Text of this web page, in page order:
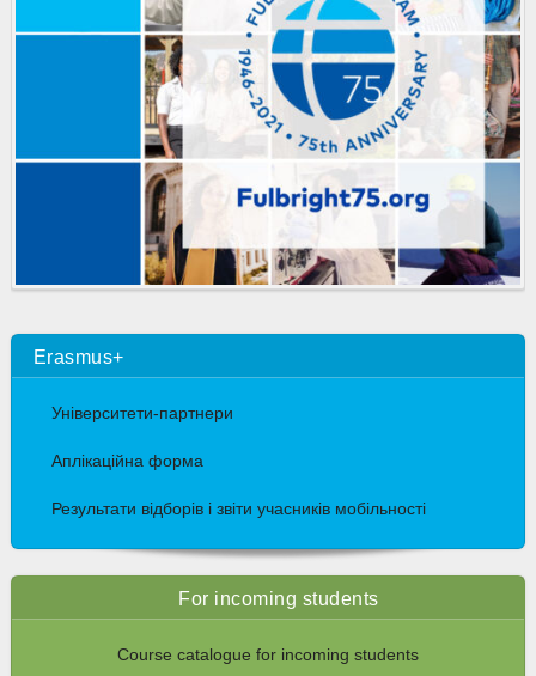
Erasmus+
Університети-партнери
Аплікаційна форма
Результати відборів і звіти учасників мобільності
For incoming students
Course catalogue for incoming students